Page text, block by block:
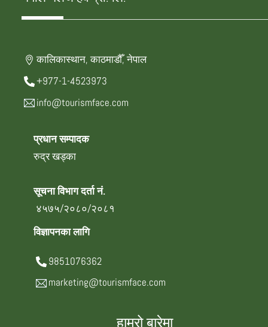
कालिकास्थान, काठमाडौँ, नेपाल
+977-1-4523973
info@tourismface.com
प्रधान सम्पादक
रुद्र खड्का
सूचना विभाग दर्ता नं.
४५७५/२०८०/२०८१
विज्ञापनका लागि
9851076362
marketing@tourismface.com
हाम्रो बारेमा